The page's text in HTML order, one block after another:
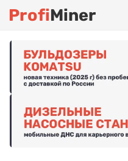
ProfiMiner